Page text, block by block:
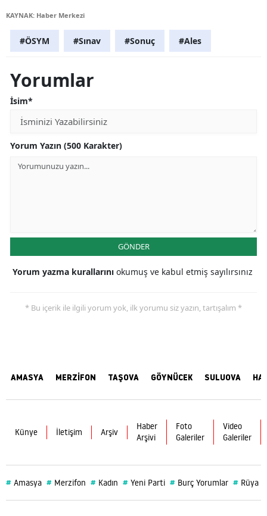
KAYNAK: Haber Merkezi
#ÖSYM #Sınav #Sonuç #Ales
Yorumlar
İsim*
Yorum Yazın (500 Karakter)
GÖNDER
Yorum yazma kurallarını okumuş ve kabul etmiş sayılırsınız
* Bu içerik ile ilgili yorum yok, ilk yorumu siz yazın, tartışalım *
AMASYA MERZİFON TAŞOVA GÖYNÜCEK SULUOVA
Künye İletişim Arşiv
Haber
Arşivi
Foto
Galeriler
Video
Galeriler
# Amasya # Merzifon # Kadın # Yeni Parti # Burç Yorumlar # Rüya